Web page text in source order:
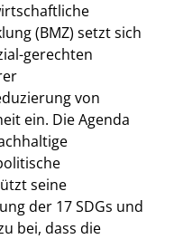
(BMZ) setzt sich
gerechten
von
ein. Die Agenda
seine
der 17 SDGs und
bei, dass die